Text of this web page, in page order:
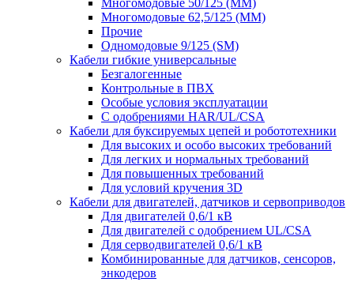
Многомодовые 62,5/125 (ММ)
Прочие
Одномодовые 9/125 (SM)
Кабели гибкие универсальные
Безгалогенные
Контрольные в ПВХ
Особые условия эксплуатации
С одобрениями HAR/UL/CSA
Кабели для буксируемых цепей и робототехники
Для высоких и особо высоких требований
Для легких и нормальных требований
Для повышенных требований
Для условий кручения 3D
Кабели для двигателей, датчиков и сервоприводов
Для двигателей 0,6/1 кВ
Для двигателей с одобрением UL/CSA
Для серводвигателей 0,6/1 кВ
Комбинированные для датчиков, cенсоров,
энкодеров